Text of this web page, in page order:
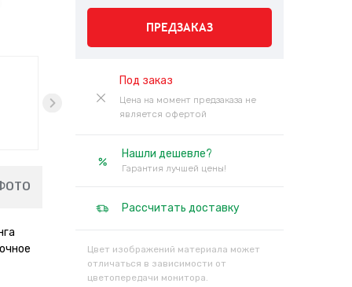
ПРЕДЗАКАЗ
Под заказ
Цена на момент предзаказа не
является офертой
Нашли дешевле?
Гарантия лучшей цены!
Рассчитать доставку
Цвет изображений материала может
отличаться в зависимости от
цветопередачи монитора.